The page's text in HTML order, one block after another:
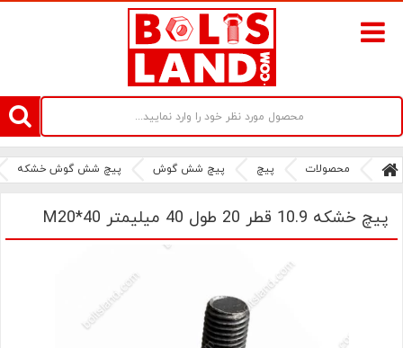
سامانه آنلاین فروش پیچ و مهره های صنعتی بولتز لند | سرزمین پیچ
محصولات پیچ پیچ شش گوش پیچ شش گوش خشکه
پیچ خشکه 10.9 قطر 20 طول 40 میلیمتر M20*40